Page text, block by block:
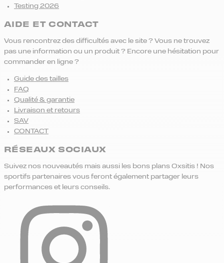
Testing 2026
AIDE ET CONTACT
Vous rencontrez des difficultés avec le site ? Vous ne trouvez
pas une information ou un produit ? Encore une hésitation pour
commander en ligne ?
Guide des tailles
FAQ
Qualité & garantie
Livraison et retours
SAV
CONTACT
RÉSEAUX SOCIAUX
Suivez nos nouveautés mais aussi les bons plans Oxsitis ! Nos
sportifs partenaires vous feront également partager leurs
performances et leurs conseils.